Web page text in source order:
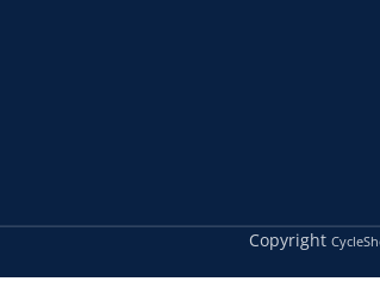
Copyright